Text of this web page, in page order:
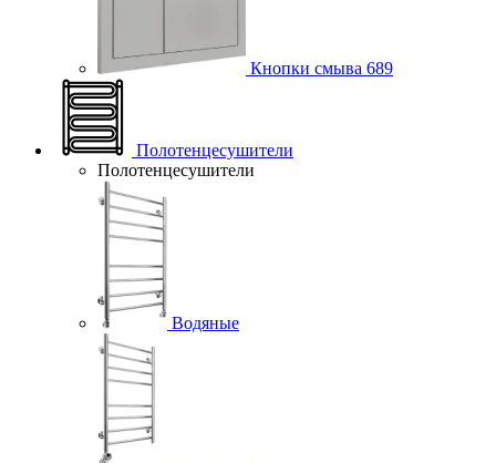
Кнопки смыва 689
Полотенцесушители
Полотенцесушители
Водяные